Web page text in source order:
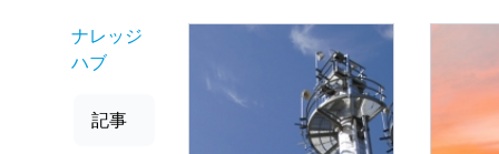
ナレッジ
ハブ
記事